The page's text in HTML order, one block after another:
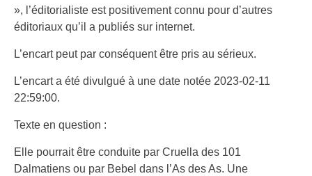
», l’éditorialiste est positivement connu pour d’autres
éditoriaux qu’il a publiés sur internet.
L’encart peut par conséquent être pris au sérieux.
L’encart a été divulgué à une date notée 2023-02-11
22:59:00.
Texte en question :
Elle pourrait être conduite par Cruella des 101
Dalmatiens ou par Bebel dans l’As des As. Une